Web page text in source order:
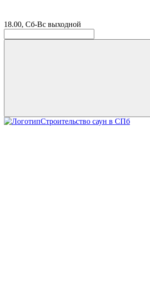
18.00, Сб-Вс выходной
Строительство саун в СПб